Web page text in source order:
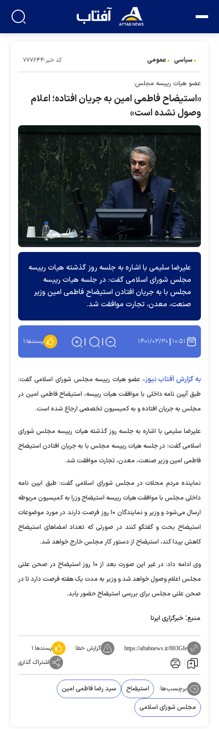
سیاسی عمومی کد خبر:۷۷۷۶۴۴
عضو هیات رییسه مجلس:
«استیضاح فاطمی امین به جریان افتاده؛ اعلام
وصول نشده است»
علیرضا سلیمی با اشاره به جلسه روز گذشته هیات رییسه
مجلس شورای اسلامی گفت: در جلسه هیات رییسه
مجلس با به جریان افتادن استیضاح فاطمی امین وزیر
صنعت، معدن، تجارت موافقت شد.
۱۰:۵۱ ۱۴۰۱/۰۳/۳۰ پسندها:۱
به گزارش آفتاب نیوز، عضو هیات رییسه مجلس شورای اسلامی گفت:
طبق آیین نامه داخلی با موافقت هیات رییسه، استیضاح فاطمی امین در
مجلس به جریان افتاده و به کمیسیون تخصصی ارجاع شده است.
علیرضا سلیمی با اشاره به جلسه روز گذشته هیات رییسه مجلس شورای
اسلامی گفت: در جلسه هیات رییسه مجلس با به جریان افتادن استیضاح
فاطمی امین وزیر صنعت، معدن، تجارت موافقت شد.
نماینده مردم محلات در مجلس شورای اسلامی گفت: طبق ایین نامه
داخلی مجلس با موافقت هیات رییسه استیضاح وزرا به کمیسیون مربوطه
ارسال می‌شود و وزیر و نمایندگان ۱۰ روز فرصت دارند در مورد موضوعات
استیضاح بحث و گفتگو کنند در صورتی که تعداد امضا‌های استیضاح
کاهش پیدا کند، استیضاح از دستور کار مجلس خارج خواهد شد.
وی ادامه داد: در غیر این صورت بعد از ۱۰ روز استیضاح در صحن علنی
مجلس اعلام وصول خواهد شد و وزیر به مدت یک هفته فرصت دارد تا در
صحن علنی مجلس برای بررسی استیضاح حضور یابد.
منبع: خبرگزاری ایرنا
https://aftabnews.ir/003GIe گزارش خطا پسندها:۱
اشتراک گذاری
برچسب‌ها: استیضاح
سید رضا فاطمی امین
مجلس شورای اسلامی